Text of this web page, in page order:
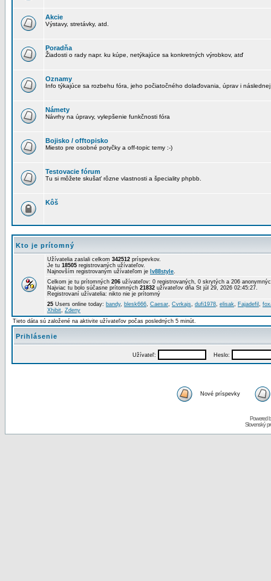
Akcie
Výstavy, stretávky, atd.
Poradňa
Žiadosti o rady napr. ku kúpe, netýkajúce sa konkretných výrobkov, atď
Oznamy
Info týkajúce sa rozbehu fóra, jeho počiatočného dolaďovania, úprav i
Námety
Návrhy na úpravy, vylepšenie funkčnosti fóra
Bojisko / offtopisko
Miesto pre osobné potyčky a off-topic temy :-)
Testovacie fórum
Tu si môžete skušať rôzne vlastnosti a špeciality phpbb.
Kôš
Kto je prítomný
Užívatelia zaslali celkom 342512 príspevkov.
Je tu 18505 registrovaných užívateľov.
Najnovším registrovaným užívateľom je lv88style.
Celkom je tu prítomných 206 užívateľov: 0 registrovaných, 0 skrytých a 206
Najviac tu bolo súčasne prítomných 21832 užívateľov dňa St júl 29, 2026 02:45:27.
Registrovaní užívatelia: nikto nie je prítomný
25 Users online today: bandy, blesk666, Caesar, Cvrkajs, dufi1978, elisak, Fajadefil ,
Xhibit, Zdeny
Tieto dáta sú založené na aktivite užívateľov počas posledných 5 minút.
Prihlásenie
Užívateľ: Heslo:
Nové príspevky
Powered
Slovenský